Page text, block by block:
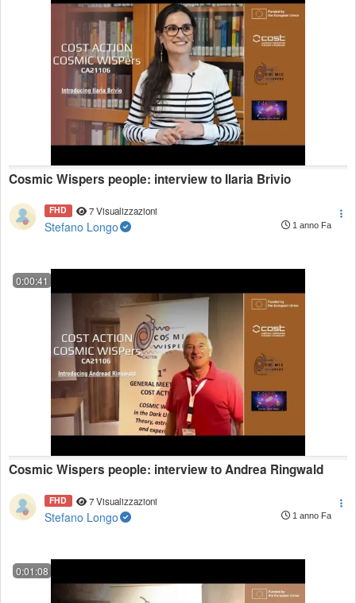
Cosmic Wispers people: interview to Ilaria Brivio
FHD 7 Visualizzazioni
Stefano Longo 1 anno Fa
0:00:41
Cosmic Wispers people: interview to Andrea Ringwald
FHD 7 Visualizzazioni
Stefano Longo 1 anno Fa
0:01:08